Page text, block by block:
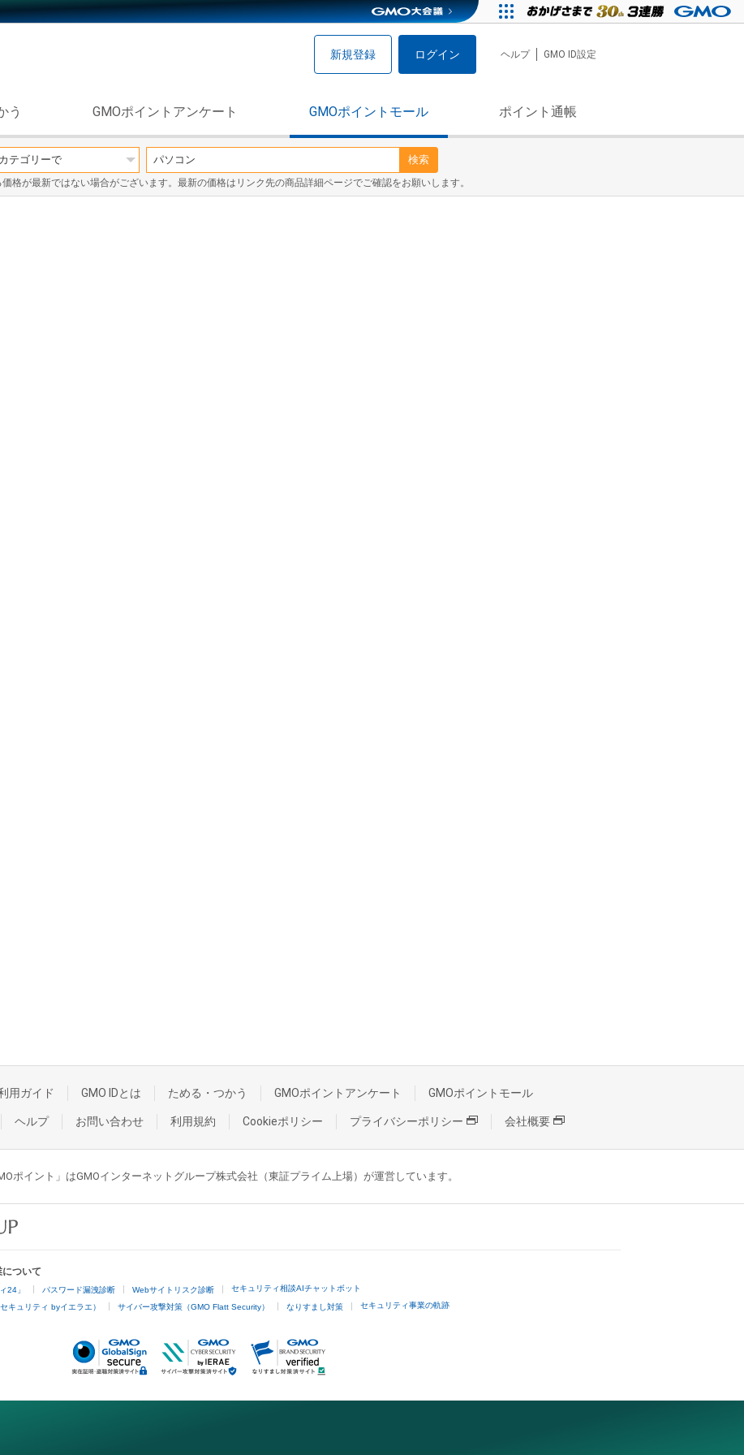
新規登録 ログイン ヘルプ GMO ID設定
う GMOポイントアンケート GMOポイントモール ポイント通帳
検索
格が最新ではない場合がございます。最新の価格はリンク先の商品詳細ページでご確認をお願いします。
用ガイド GMO IDとは ためる・つかう GMOポイントアンケート GMOポイントモール
ヘルプ お問い合わせ 利用規約 Cookieポリシー プライバシーポリシー 会社概要
ポイント」はGMOインターネットグループ株式会社（東証プライム上場）が運営しています。
ついて
24」 パスワード漏洩診断 Webサイトリスク診断 セキュリティ相談AIチャットボット
キュリティ byイエラエ） サイバー攻撃対策（GMO Flatt Security） なりすまし対策 セキュリティ事業の軌跡